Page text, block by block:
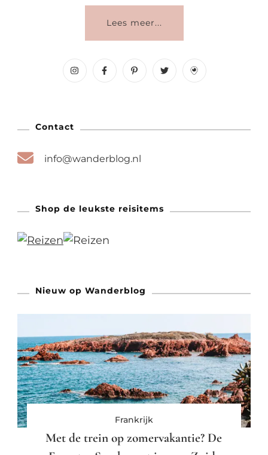
Lees meer...
Contact
info@wanderblog.nl
Shop de leukste reisitems
Nieuw op Wanderblog
Frankrijk
Met de trein op zomervakantie? De